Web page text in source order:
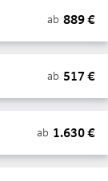
ab 889€
ab 517 €
ab 1.630€